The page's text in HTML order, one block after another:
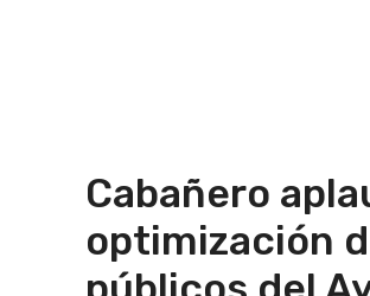
Cabañero
optimización